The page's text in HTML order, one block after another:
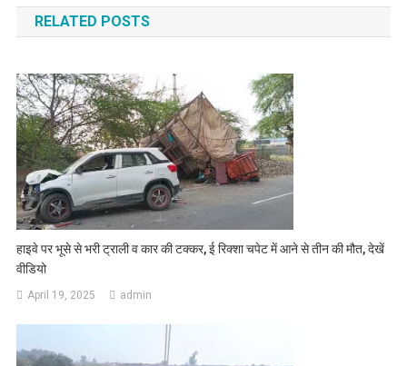
RELATED POSTS
हाइवे पर भूसे से भरी ट्राली व कार की टक्कर, ई रिक्शा चपेट में आने से तीन की मौत, देखें
वीडियो
April 19, 2025 admin